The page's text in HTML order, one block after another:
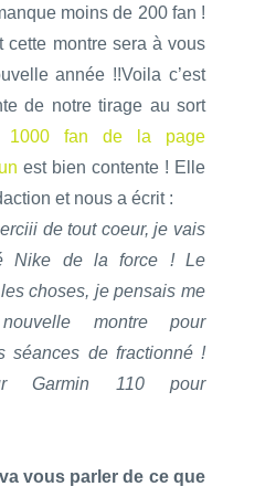
moins de 200 fan !
cette montre sera à vous
année !!Voila c’est
de notre tirage au sort
fan de la page
est bien contente ! Elle
et nous a écrit :
de tout coeur, je vais
Nike de la force ! Le
choses, je pensais me
montre pour
séances de fractionné !
Garmin 110 pour
vous parler de ce que